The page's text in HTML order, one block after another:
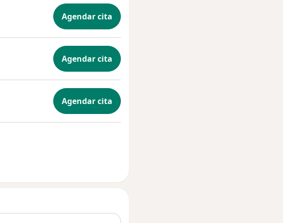
Agendar cita
Agendar cita
Agendar cita